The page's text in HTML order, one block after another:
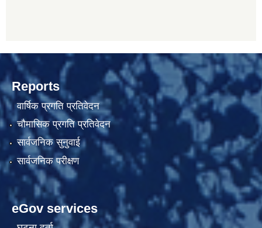
Reports
वार्षिक प्रगति प्रतिवेदन
चौमासिक प्रगति प्रतिवेदन
सार्वजनिक सुनुवाई
सार्वजनिक परीक्षण
eGov services